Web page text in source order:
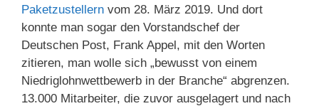
Paketzustellern vom 28. März 2019. Und dort
konnte man sogar den Vorstandschef der
Deutschen Post, Frank Appel, mit den Worten
zitieren, man wolle sich „bewusst von einem
Niedriglohnwettbewerb in der Branche“ abgrenzen.
13.000 Mitarbeiter, die zuvor ausgelagert und nach